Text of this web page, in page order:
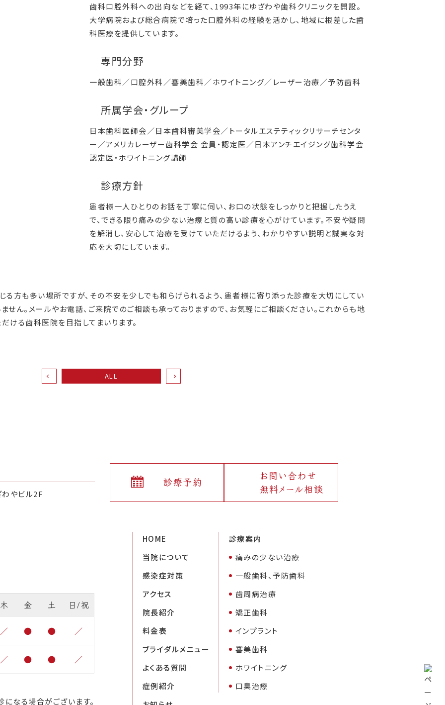
歯科口腔外科への出向などを経て、1993年にゆざわや歯科クリニックを開設。
大学病院および総合病院で培った口腔外科の経験を活かし、地域に根差した歯
科医療を提供しています。
専門分野
一般歯科／口腔外科／審美歯科／ホワイトニング／レーザー治療／予防歯科
所属学会・グループ
日本歯科医師会／日本歯科審美学会／トータルエステティックリサーチセンタ
ー／アメリカレーザー歯科学会 会員・認定医／日本アンチエイジング歯科学会
認定医・ホワイトニング講師
診療方針
患者様一人ひとりのお話を丁寧に伺い、お口の状態をしっかりと把握したうえ
で、できる限り痛みの少ない治療と質の高い診療を心がけています。不安や疑問
を解消し、安心して治療を受けていただけるよう、わかりやすい説明と誠実な対
応を大切にしています。
る方も多い場所ですが、その不安を少しでも和らげられるよう、患者様に寄り添った診療を大切にしてい
せん。メールやお電話、ご来院でのご相談も承っておりますので、お気軽にご相談ください。これからも地
ける歯科医院を目指してまいります。
ALL
やビル2F
木 金 土 日/祝
／ ● ● ／
／ ● ● ／
なる場合がございます。
診療予約
お問い合わせ
無料メール相談
HOME
当院について
感染症対策
アクセス
院長紹介
料金表
ブライダルメニュー
よくある質問
症例紹介
診療案内
痛みの少ない治療
一般歯科、予防歯科
歯周病治療
矯正歯科
インプラント
審美歯科
ホワイトニング
口臭治療